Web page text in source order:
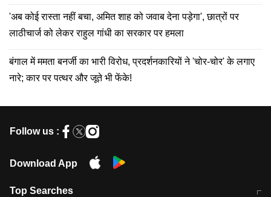
'अब कोई रास्ता नहीं बचा, अमित शाह को जवाब देना पड़ेगा', छात्रों पर
लाठीचार्ज को लेकर राहुल गांधी का सरकार पर हमला
बंगाल में ममता बनर्जी का भारी विरोध, प्रदर्शनकारियों ने 'चोर-चोर' के लगाए
नारे; कार पर पत्थर और जूते भी फेंके!
Follow us :
Download App
Top Searches